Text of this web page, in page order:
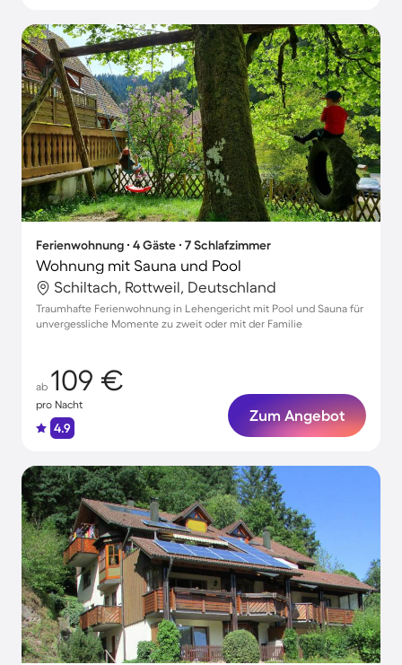
Ferienwohnung ∙ 4 Gäste ∙ 7 Schlafzimmer
Wohnung mit Sauna und Pool
Schiltach, Rottweil, Deutschland
Traumhafte Ferienwohnung in Lehengericht mit Pool und Sauna für
unvergessliche Momente zu zweit oder mit der Familie
ab 109 €
pro Nacht
4.9
Zum Angebot